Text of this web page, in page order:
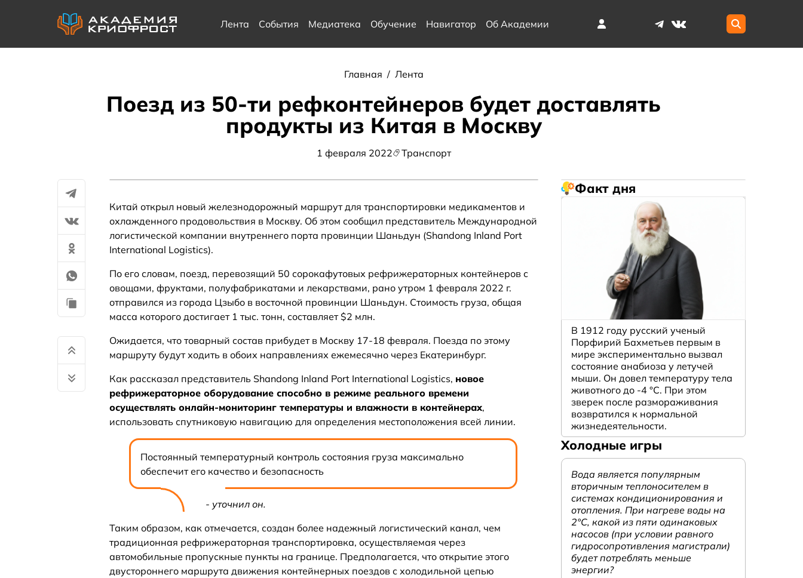
Лента События Медиатека Обучение Навигатор Об Академии
Главная / Лента
Поезд из 50-ти рефконтейнеров будет доставлять
продукты из Китая в Москву
1 февраля 2022 Транспорт
Китай открыл новый железнодорожный маршрут для транспортировки медикаментов и
охлажденного продовольствия в Москву. Об этом сообщил представитель Международной
логистической компании внутреннего порта провинции Шаньдун (Shandong Inland Port
International Logistics).
По его словам, поезд, перевозящий 50 сорокафутовых рефрижераторных контейнеров с
овощами, фруктами, полуфабрикатами и лекарствами, рано утром 1 февраля 2022 г.
отправился из города Цзыбо в восточной провинции Шаньдун. Стоимость груза, общая
масса которого достигает 1 тыс. тонн, составляет $2 млн.
Ожидается, что товарный состав прибудет в Москву 17-18 февраля. Поезда по этому
маршруту будут ходить в обоих направлениях ежемесячно через Екатеринбург.
Как рассказал представитель Shandong Inland Port International Logistics, новое
рефрижераторное оборудование способно в режиме реального времени
осуществлять онлайн-мониторинг температуры и влажности в контейнерах,
использовать спутниковую навигацию для определения местоположения всей линии.
Постоянный температурный контроль состояния груза максимально
обеспечит его качество и безопасность
- уточнил он.
Таким образом, как отмечается, создан более надежный логистический канал, чем
традиционная рефрижераторная транспортировка, осуществляемая через
автомобильные пропускные пункты на границе. Предполагается, что открытие этого
двустороннего маршрута движения контейнерных поездов с холодильной цепью
Факт дня
В 1912 году русский ученый
Порфирий Бахметьев первым в
мире экспериментально вызвал
состояние анабиоза у летучей
мыши. Он довел температуру тела
животного до -4 °C. При этом
зверек после размораживания
возвратился к нормальной
жизнедеятельности.
Холодные игры
Вода является популярным
вторичным теплоносителем в
системах кондиционирования и
отопления. При нагреве воды на
2°С, какой из пяти одинаковых
насосов (при условии равного
гидросопротивления магистрали)
будет потреблять меньше
энергии?